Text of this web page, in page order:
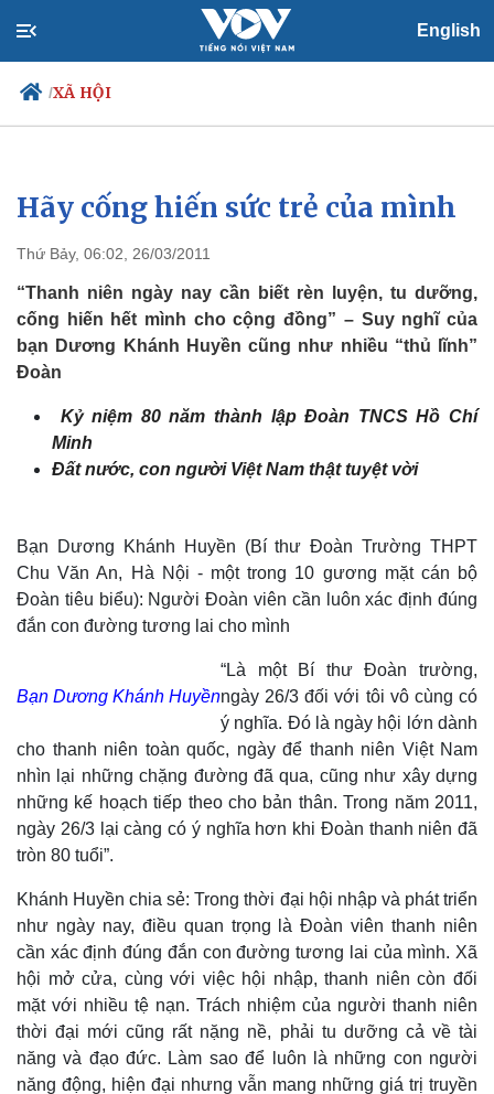
English
/XÃ HỘI
Chính trị
Tổ chức nhân sự
Quốc hội
Nhận diện sự thật
Xã hội
Giáo dục
Dấu ấn VOV
Việc làm
Biển đảo
Hãy cống hiến sức trẻ của mình
Thứ Bảy, 06:02, 26/03/2011
“Thanh niên ngày nay cần biết rèn luyện, tu dưỡng,
cống hiến hết mình cho cộng đồng” – Suy nghĩ của
bạn Dương Khánh Huyền cũng như nhiều “thủ lĩnh”
Đoàn
Kỷ niệm 80 năm thành lập Đoàn TNCS Hồ Chí
Minh
Đất nước, con người Việt Nam thật tuyệt vời
Bạn Dương Khánh Huyền (Bí thư Đoàn Trường THPT
Chu Văn An, Hà Nội - một trong 10 gương mặt cán bộ
Đoàn tiêu biểu): Người Đoàn viên cần luôn xác định đúng
đắn con đường tương lai cho mình
Bạn Dương Khánh Huyền
“Là một Bí thư Đoàn trường,
ngày 26/3 đối với tôi vô cùng có
ý nghĩa. Đó là ngày hội lớn dành
cho thanh niên toàn quốc, ngày để thanh niên Việt Nam
nhìn lại những chặng đường đã qua, cũng như xây dựng
những kế hoạch tiếp theo cho bản thân. Trong năm 2011,
ngày 26/3 lại càng có ý nghĩa hơn khi Đoàn thanh niên đã
tròn 80 tuổi”.
Khánh Huyền chia sẻ: Trong thời đại hội nhập và phát triển
như ngày nay, điều quan trọng là Đoàn viên thanh niên
cần xác định đúng đắn con đường tương lai của mình. Xã
hội mở cửa, cùng với việc hội nhập, thanh niên còn đối
mặt với nhiều tệ nạn. Trách nhiệm của người thanh niên
thời đại mới cũng rất nặng nề, phải tu dưỡng cả về tài
năng và đạo đức. Làm sao để luôn là những con người
năng động, hiện đại nhưng vẫn mang những giá trị truyền